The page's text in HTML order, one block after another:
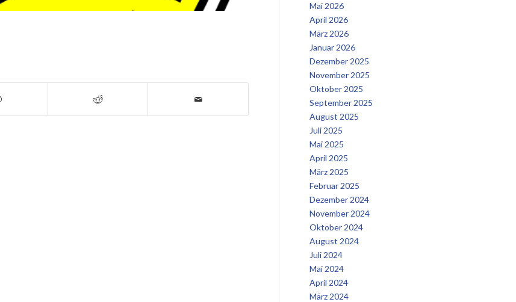
Mai 2026
April 2026
März 2026
Januar 2026
Dezember 2025
November 2025
Oktober 2025
September 2025
August 2025
Juli 2025
Mai 2025
April 2025
März 2025
Februar 2025
Dezember 2024
November 2024
Oktober 2024
August 2024
Juli 2024
Mai 2024
April 2024
März 2024